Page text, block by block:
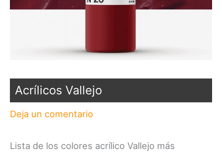
Acrílicos Vallejo
Deja un comentario
Lista de los colores acrílico Vallejo más